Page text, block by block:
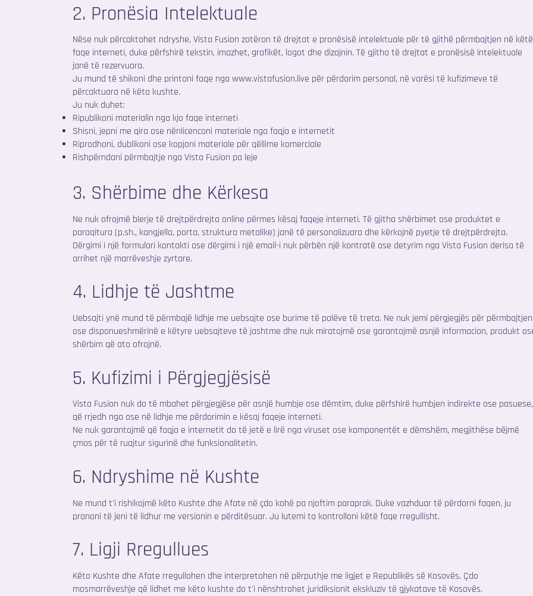
2. Pronësia Intelektuale
Nëse nuk përcaktohet ndryshe, Vista Fusion zotëron të drejtat e pronësisë intelektuale për të gjithë përmbajtjen në këtë
faqe interneti, duke përfshirë tekstin, imazhet, grafikët, logot dhe dizajnin. Të gjitha të drejtat e pronësisë intelektuale
janë të rezervuara.
Ju mund të shikoni dhe printoni faqe ngawww.vistafusion.live për përdorim personal, në varësi të kufizimeve të
përcaktuara në këto kushte.
Ju nuk duhet:
Ripublikoni materialin nga kjo faqe interneti
Shisni, jepni me qira ose nënlicenconi materiale nga faqja e internetit
Riprodhoni, dublikoni ose kopjoni materiale për qëllime komerciale
Rishpërndani përmbajtje nga Vista Fusion pa leje
3. Shërbime dhe Kërkesa
4. Lidhje të Jashtme
5. Kufizimi i Përgjegjësisë
Ne nuk ofrojmë blerje të drejtpërdrejta online përmes kësaj faqeje interneti. Të gjitha shërbimet ose produktet e
paraqitura (p.sh., kangjella, porta, struktura metalike) janë të personalizuara dhe kërkojnë pyetje të drejtpërdrejta.
Dërgimi i një formulari kontakti ose dërgimi i një email-i nuk përbën një kontratë ose detyrim nga Vista Fusion derisa të
arrihet një marrëveshje zyrtare.
6. Ndryshime në Kushte
Uebsajti ynë mund të përmbajë lidhje me uebsajte ose burime të palëve të treta. Ne nuk jemi përgjegjës për përmbajtjen
ose disponueshmërinë e këtyre uebsajteve të jashtme dhe nuk miratojmë ose garantojmë asnjë informacion, produkt
shërbim që ato ofrojnë.
Vista Fusion nuk do të mbahet përgjegjëse për asnjë humbje ose dëmtim, duke përfshirë humbjen indirekte ose pasuese,
që rrjedh nga ose në lidhje me përdorimin e kësaj faqeje interneti.
Ne nuk garantojmë që faqja e internetit do të jetë e lirë nga viruset ose komponentët e dëmshëm, megjithëse bëjmë
çmos për të ruajtur sigurinë dhe funksionalitetin.
Ne mund t'i rishikojmë këto Kushte dhe Afate në çdo kohë pa njoftim paraprak. Duke vazhduar të përdorni faqen, ju
pranoni të jeni të lidhur me versionin e përditësuar. Ju lutemi ta kontrolloni këtë faqe rregullisht.
7. Ligji Rregullues
Këto Kushte dhe Afate rregullohen dhe interpretohen në përputhje me ligjet e Republikës së Kosovës. Çdo
mosmarrëveshje që lidhet me këto kushte do t'i nënshtrohet juridiksionit ekskluziv të gjykatave të Kosovës.